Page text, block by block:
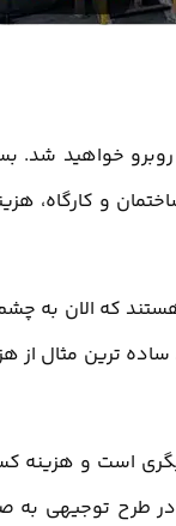
خواهید شد.
و کارگاه،
هستند که الان
ترین مثال از
است و هزینه
طرح توجیهی